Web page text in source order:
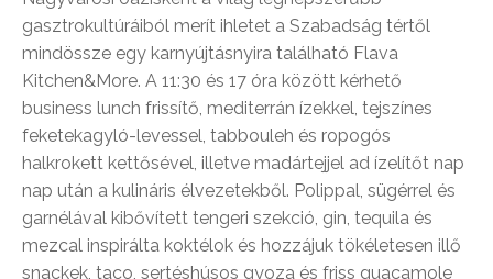
gasztrokultúráiból merít ihletet a Szabadság tértől
mindössze egy karnyújtásnyira található Flava
Kitchen&More. A 11:30 és 17 óra között kérhető
business lunch frissítő, mediterrán ízekkel, tejszínes
feketekagyló-levessel, tabbouleh és ropogós
halkrokett kettősével, illetve madártejjel ad ízelítőt nap
nap után a kulináris élvezetekből. Polippal, sügérrel és
garnélával kibővített tengeri szekció, gin, tequila és
mezcal inspirálta koktélok és hozzájuk tökéletesen illő
snackek, taco, sertéshúsos gyoza és friss guacamole